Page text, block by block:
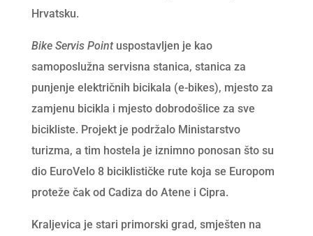
Hrvatsku.
Bike Servis Pointuspostavljen je kao
samoposlužna servisna stanica, stanica za
punjenje električnih bicikala (e-bikes), mjesto za
zamjenu bicikla i mjesto dobrodošlice za sve
bicikliste. Projekt je podržalo Ministarstvo
turizma, a tim hostela je iznimno ponosan što su
dio EuroVelo 8 biciklističke rute koja se Europom
proteže čak od Cadiza do Atene i Cipra.
Kraljevica je stari primorski grad, smješten na